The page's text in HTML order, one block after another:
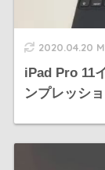
2020.04.20
iPad Pro 11
ンプレッシ